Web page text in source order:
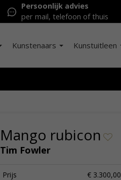
Persoonlijk advies
per mail, telefoon of thuis
Kunstenaars Kunstuitleen
Mango rubicon
Tim Fowler
Prijs € 3.300,00